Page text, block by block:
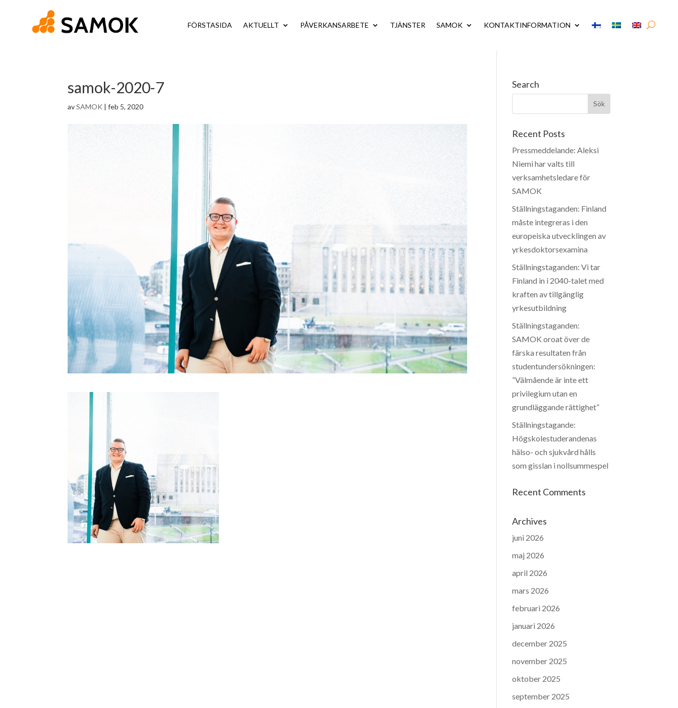
FÖRSTASIDA AKTUELLT PÅVERKANSARBETE TJÄNSTER SAMOK KONTAKTINFORMATION
samok-2020-7
avSAMOK |feb 5, 2020
Search
Recent Posts
Pressmeddelande: Aleksi
Niemi har valts till
verksamhetsledare för
SAMOK
Ställningstaganden: Finland
måste integreras i den
europeiska utvecklingen av
yrkesdoktorsexamina
Ställningstaganden: Vi tar
Finland in i 2040-talet med
kraften av tillgänglig
yrkesutbildning
Ställningstaganden:
SAMOK oroat över de
färska resultaten från
studentundersökningen:
”Välmående är inte ett
privilegium utan en
grundläggande rättighet”
Ställningstagande:
Högskolestuderandenas
hälso- och sjukvård hålls
som gisslan i nollsummespel
Recent Comments
Archives
juni 2026
maj 2026
april 2026
mars 2026
februari 2026
januari 2026
december 2025
november 2025
oktober 2025
september 2025